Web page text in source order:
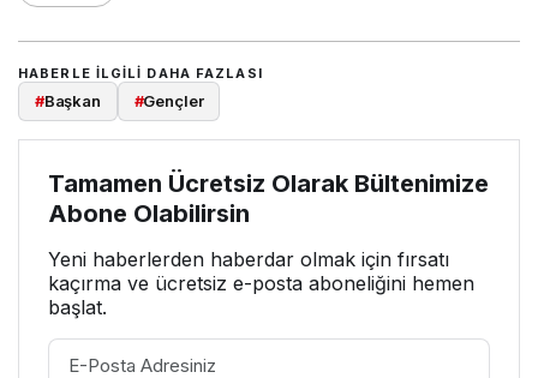
HABERLE ILGILI DAHA FAZLASI
#Başkan #Gençler
Tamamen Ücretsiz Olarak Bültenimize
Abone Olabilirsin
Yeni haberlerden haberdar olmak için fırsatı
kaçırma ve ücretsiz e-posta aboneliğini hemen
başlat.